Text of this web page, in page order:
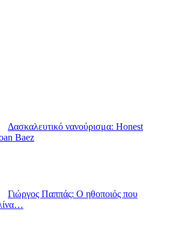
Δασκαλευτικό νανούρισμα: Honest
Baez
Γιώργος Παππάς: Ο ηθοποιός που